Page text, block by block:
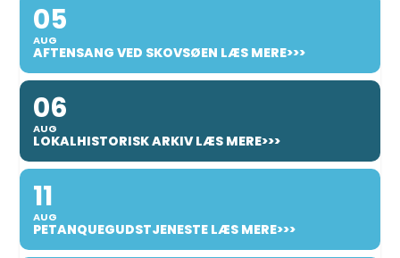
05
AUG
AFTENSANG VED SKOVSØEN LÆS MERE>>>
06
AUG
LOKALHISTORISK ARKIV LÆS MERE>>>
11
AUG
PETANQUEGUDSTJENESTE LÆS MERE>>>